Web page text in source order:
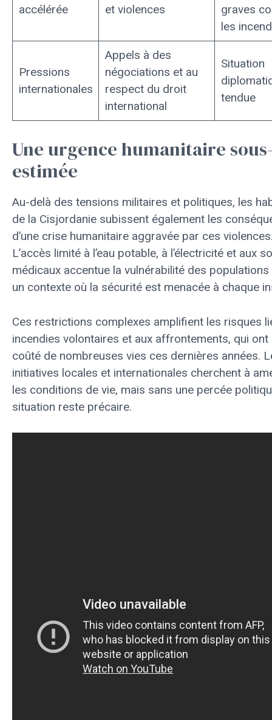
accélérée
et violences
graves
les
Pressions
internationales
Appels à des
négociations et au
respect du droit
international
Situation
tendue
Une urgence humanitaire
estimée
Au-delà des tensions militaires et politiques, les
de la Cisjordanie subissent également les
d’une crise humanitaire aggravée par ces
L’accès limité à l’eau potable, à l’électricité et aux
médicaux accentue la vulnérabilité des populations
un contexte où la sécurité est menacée à chaque
Ces restrictions complexes amplifient les risques
incendies volontaires et aux affrontements, qui ont
coûté de nombreuses vies ces dernières années.
initiatives locales et internationales cherchent à
les conditions de vie, mais sans une percée
situation reste précaire.